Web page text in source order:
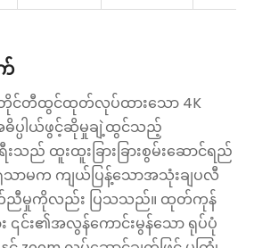
တိုင်တီထွင်ထုတ်လုပ်ထားသော 4K
ဓိပ္ပါယ်ဖွင့်ဆိုမှုချဲ့ထွင်သည့်
သည် ထူးထူးခြားခြားစွမ်းဆောင်ရည်
ာမက ကျယ်ပြန့်သောအသုံးချပလီ
က်ညီမှုကိုလည်း ပြသသည်။ ထုတ်ကုန်
၎င်း၏အလွန်ကောင်းမွန်သော ရုပ်ပုံ